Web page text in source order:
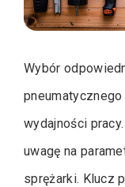
Wybór
wydajności
uwagę na
sprężarki. Klucz